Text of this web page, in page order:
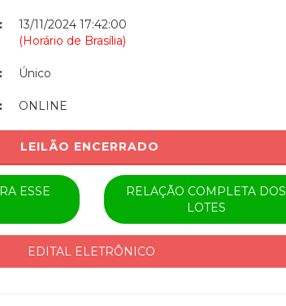
13/11/2024 17:42:00
(Horário de Brasília)
Único
ONLINE
LEILÃO ENCERRADO
ESSE
RELAÇÃO COMPLETA DOS
LOTES
EDITAL ELETRÔNICO